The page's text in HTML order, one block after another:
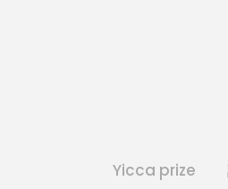
Yicca prize